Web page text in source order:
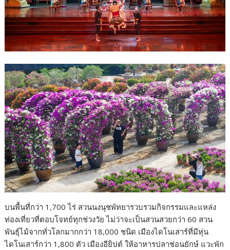
บนพื้นที่กว่า 1,700 ไร่ สวนนงนุชพัทยารวบรวมกิจกรรมและแหล่ง
ท่องเที่ยวที่ตอบโจทย์ทุกช่วงวัย ไม่ว่าจะเป็นสวนสวยกว่า 60 สวน
พันธุ์ไม้จากทั่วโลกมากกว่า 18,000 ชนิด เมืองไดโนเสาร์ที่มีหุ่น
ไดโนเสาร์กว่า 1,800 ตัว เมืองอียิปต์ ให้อาหารปลาช่อนยักษ์ แวะพัก